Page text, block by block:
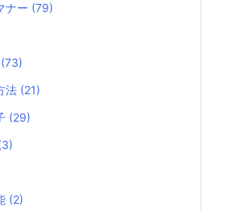
ナー (79)
(73)
法 (21)
(29)
(2)